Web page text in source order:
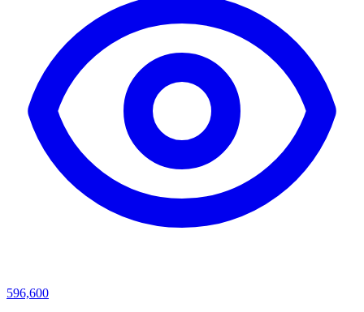
596,600